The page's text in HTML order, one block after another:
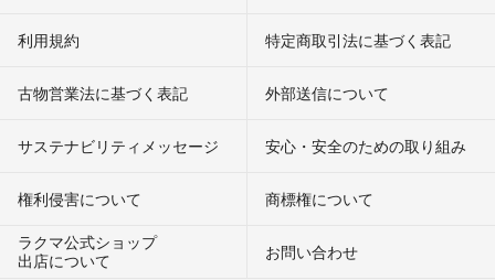
利用規約 特定商取引法に基づく表記
古物営業法に基づく表記 外部送信について
サステナビリティメッセージ 安心・安全のための取り組み
権利侵害について
商標権について
ラクマ公式ショップ
出店について
お問い合わせ